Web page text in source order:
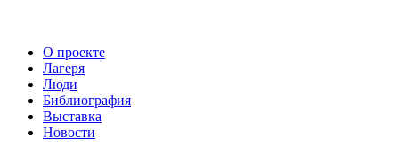
О проекте
Лагеря
Люди
Библиография
Выставка
Новости